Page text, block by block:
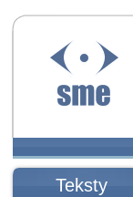
Edukacji
Teksty